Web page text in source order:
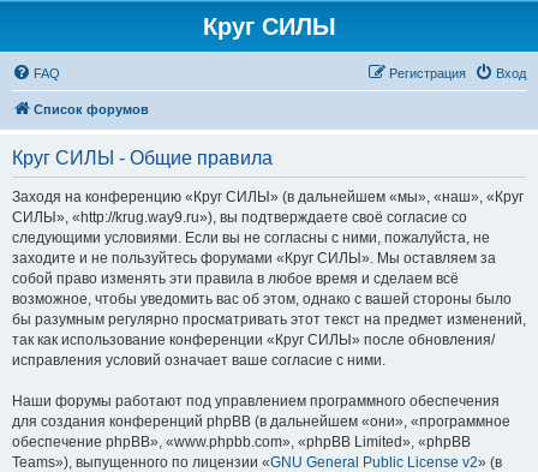
Круг СИЛЫ
FAQ Вход
Регистрация
Список форумов
Круг СИЛЫ - Общие правила
Заходя на конференцию «Круг СИЛЫ» (в дальнейшем «мы», «наш», «Круг
СИЛЫ», «http://krug.way9.ru»), вы подтверждаете своё согласие со
следующими условиями. Если вы не согласны с ними, пожалуйста, не
заходите и не пользуйтесь форумами «Круг СИЛЫ». Мы оставляем за
собой право изменять эти правила в любое время и сделаем всё
возможное, чтобы уведомить вас об этом, однако с вашей стороны было
бы разумным регулярно просматривать этот текст на предмет изменений,
так как использование конференции «Круг СИЛЫ» после обновления/
исправления условий означает ваше согласие с ними.
Наши форумы работают под управлением программного обеспечения
для создания конференций phpBB (в дальнейшем «они», «программное
обеспечение phpBB», «www.phpbb.com», «phpBB Limited», «phpBB
Teams»), выпущенного по лицензии «GNU General Public License v2» (в